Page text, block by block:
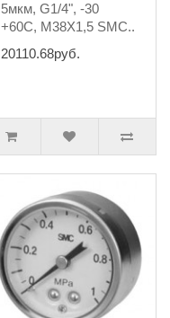
5мкм, G1/4", -30
+60C, М38X1,5 SMC..
20110.68руб.